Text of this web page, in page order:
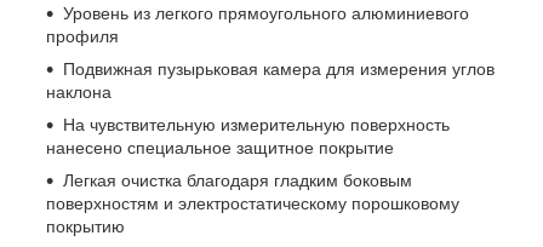
Уровень из легкого прямоугольного алюминиевого
профиля
Подвижная пузырьковая камера для измерения углов
наклона
На чувствительную измерительную поверхность
нанесено специальное защитное покрытие
Легкая очистка благодаря гладким боковым
поверхностям и электростатическому порошковому
покрытию